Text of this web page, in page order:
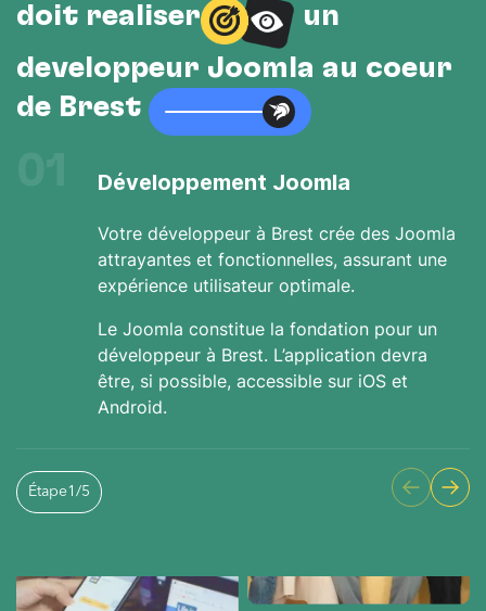
doit réaliser
un
développeur Joomla au cœur
de Brest
Développement Joomla
Votre développeur à Brest crée des Joomla
attrayantes et fonctionnelles, assurant une
expérience utilisateur optimale.
Le Joomla constitue la fondation pour un
développeur à Brest. L’application devra
être, si possible, accessible sur iOS et
Android.
Étape1 /5